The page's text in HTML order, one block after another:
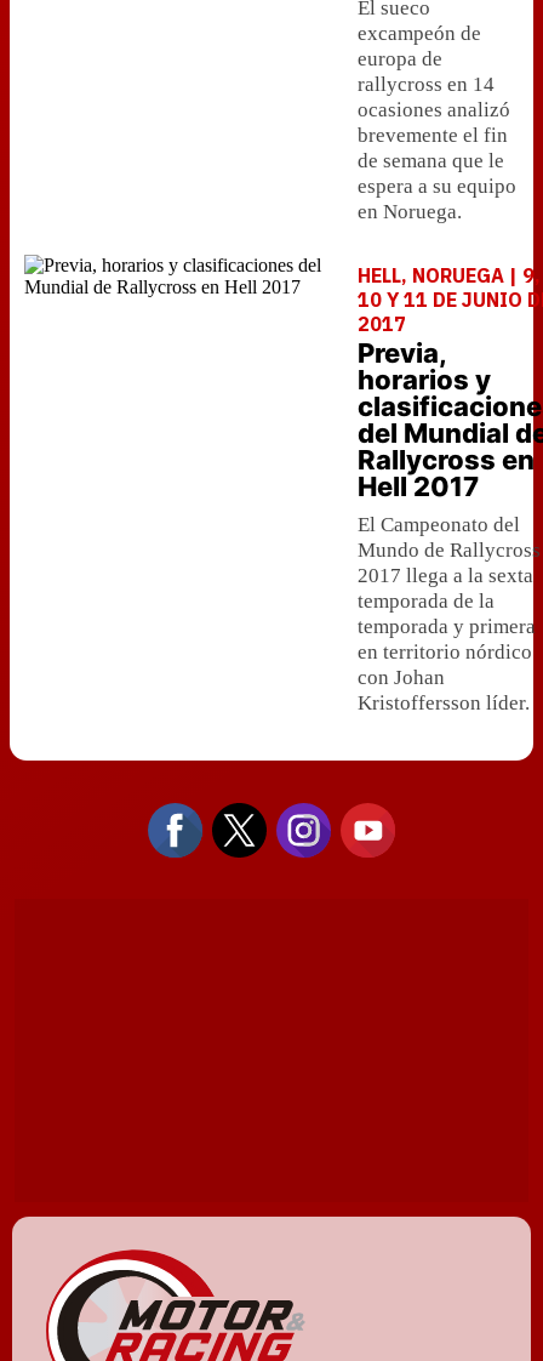
El sueco
excampeón de
europa de
rallycross en 14
ocasiones analizó
brevemente el fin
de semana que le
espera a su equipo
en Noruega.
HELL, NORUEGA | 9,
10 Y 11 DE JUNIO
2017
Previa,
horarios y
del Mundial
Rallycross en
Hell 2017
El Campeonato del
Mundo de Rallycross
2017 llega a la sexta
temporada de la
temporada y primera
en territorio nórdico
con Johan
Kristoffersson líder.